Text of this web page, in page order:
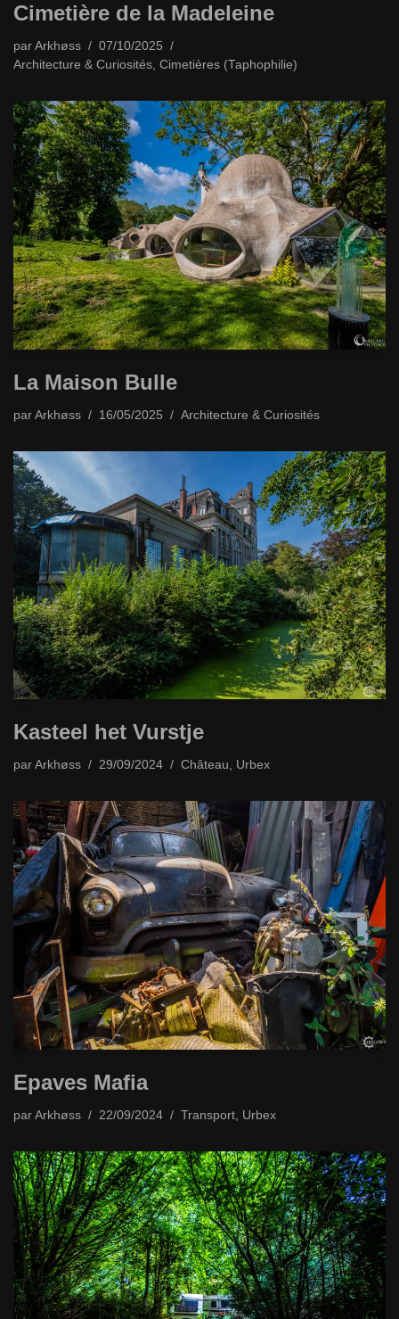
Cimetière de la Madeleine
par Arkhøss
07/10/2025
Architecture & Curiosités, Cimetières (Taphophilie)
La Maison Bulle
par Arkhøss 16/05/2025 Architecture & Curiosités
Kasteel het Vurstje
par Arkhøss 29/09/2024 Château, Urbex
Epaves Mafia
par Arkhøss 22/09/2024 Transport Urbex